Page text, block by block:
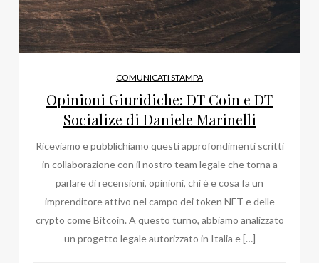
COMUNICATI STAMPA
Opinioni Giuridiche: DT Coin e DT
Socialize di Daniele Marinelli
Riceviamo e pubblichiamo questi approfondimenti scritti
in collaborazione con il nostro team legale che torna a
parlare di recensioni, opinioni, chi è e cosa fa un
imprenditore attivo nel campo dei token NFT e delle
crypto come Bitcoin. A questo turno, abbiamo analizzato
un progetto legale autorizzato in Italia e […]